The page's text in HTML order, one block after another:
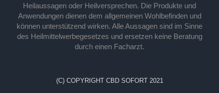
Heilaussagen oder Heilversprechen. Die Produkte und
Anwendungen dienen dem allgemeinen Wohlbefinden und
können unterstützend wirken. Alle Aussagen sind im Sinne
des Heilmittelwerbegesetzes und ersetzen keine Beratung
durch einen Facharzt.
(C) COPYRIGHT CBD SOFORT 2021